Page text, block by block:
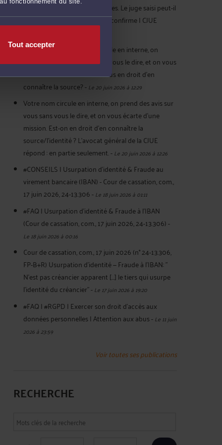
Tout accepter
eBay pour recueillir des preuves. Le juge saisi peut-il
les juger recevables? La CJUE confirme | CJUE
#CONSEILS | Votre nom circule en interne, on
prend des avis sur vous sans vous le dire, et on vous
écarte d’une mission. Etes-vous en droit d’en
connaître la source?-Le 20 juin 2026 à 12:29
Votre nom circule en interne, on prend des avis sur
vous sans vous le dire, et on vous écarte d’une
mission. Est-on en droit d’en connaître la
source/l’identité ? L’avocat général de la CJUE
répond : en partie seulement.-Le 20 juin 2026 à 12:26
#CONSEILS | Usurpation d'identité & Fraude au
virement bancaire (IBAN) - Cour de cassation, com.,
17 juin 2026, 24-13.306-Le 18 juin 2026 à 01:11
#FAQ | Usurpation d'identité & Fraude à l'IBAN
(Cour de cassation, com., 17 juin 2026, 24-13.306)-
Le 18 juin 2026 à 00:16
Cour de cassation, com., 17 juin 2026 (n° 24-13.306,
FP-B+R) Usurpation d’identité — Fraude à l'IBAN: "
N’est pas créancier apparent [...] le tiers qui usurpe
l’identité du créancier"-Le 17 juin 2026 à 19:20
#FAQ | #RGPD | Exercer son droit d'accès aux
données personnelles | Attention aux abus-Le 11 juin
2026 à 23:59
Voir toutes ses publications
RECHERCHE